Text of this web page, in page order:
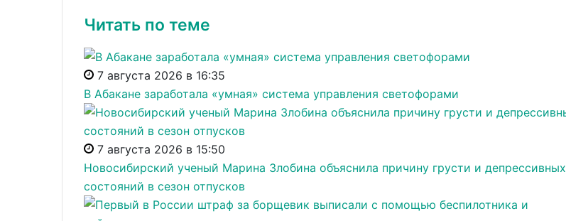
Читать по теме
7 августа 2026 в 16:35
В Абакане заработала «умная» система управления светофорами
7 августа 2026 в 15:50
Новосибирский ученый Марина Злобина объяснила причину грусти и депрессивных
состояний в сезон отпусков